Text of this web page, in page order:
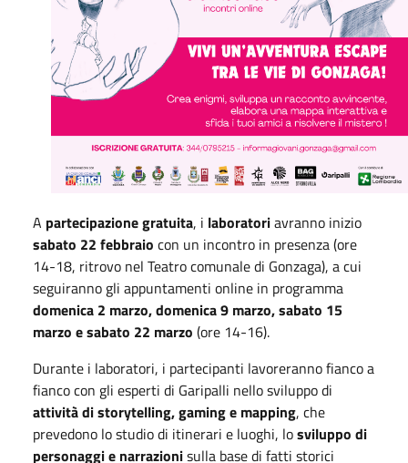
A partecipazione gratuita, i laboratoriavranno inizio
sabato 22 febbraio con un incontro in presenza (ore
14-18, ritrovo nel Teatro comunale di Gonzaga), a cui
seguiranno gli appuntamenti online in programma
domenica 2 marzo, domenica 9 marzo, sabato 15
marzo e sabato 22 marzo (ore 14-16).
Durante i laboratori, i partecipanti lavoreranno fianco a
fianco con gli esperti di Garipalli nello sviluppo di
attività di storytelling, gaming e mapping, che
prevedono lo studio di itinerari e luoghi, losviluppo di
personaggi e narrazionisulla base di fatti storici